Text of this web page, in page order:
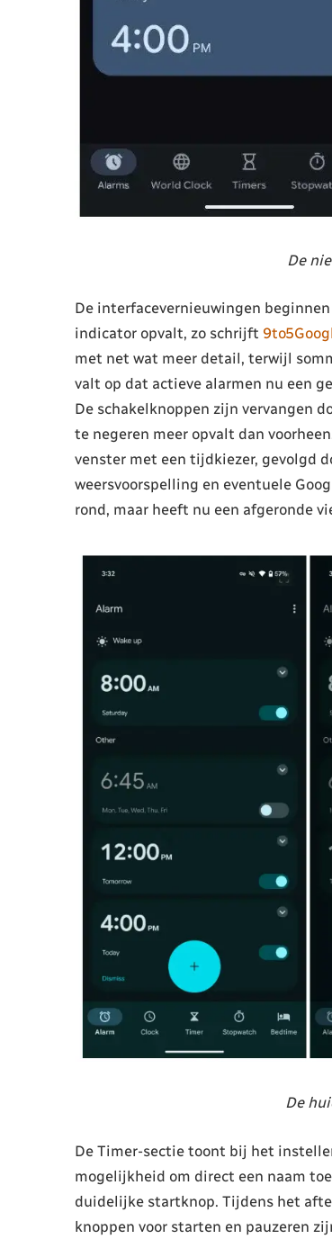
De
De interfacevernieuwingen
indicator opvalt, zo schrijft
met net wat meer detail, terwijl
valt op dat actieve alarmen nu een
De schakelknoppen zijn vervangen
te negeren meer opvalt dan
venster met een tijdkiezer, gevolgd
weersvoorspelling en eventuele
rond, maar heeft nu een afgeronde
De
De Timer-sectie toont bij het
mogelijkheid om direct een naam
duidelijke startknop. Tijdens het
knoppen voor starten en pauzeren